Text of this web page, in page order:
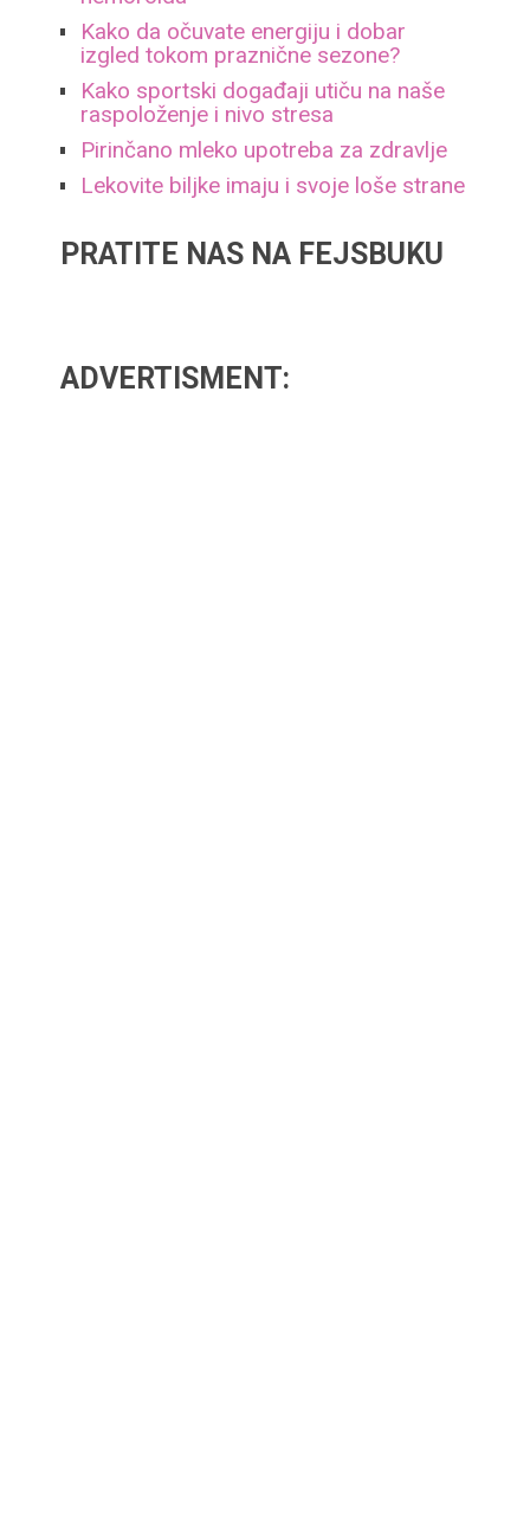
Kako da očuvate energiju i dobar
izgled tokom praznične sezone?
Kako sportski događaji utiču na naše
raspoloženje i nivo stresa
Pirinčano mleko upotreba za zdravlje
Lekovite biljke imaju i svoje loše strane
PRATITE NAS NA FEJSBUKU
ADVERTISMENT: